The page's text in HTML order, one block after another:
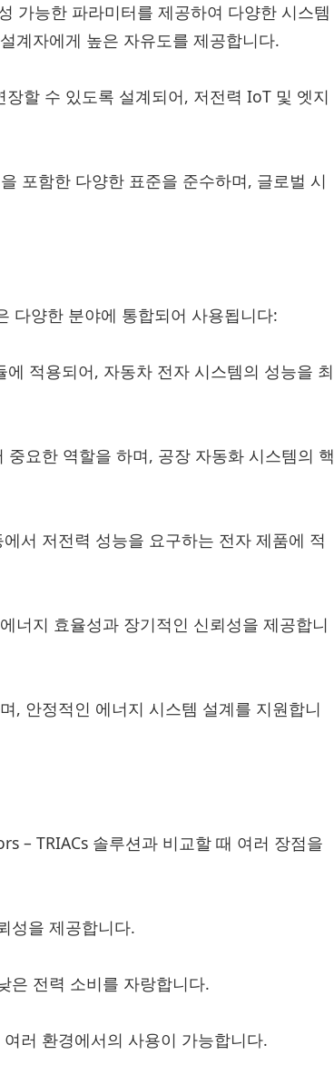
가능한 파라미터를 제공하여 다양한 시스템
계자에게 높은 자유도를 제공합니다.
할 수 있도록 설계되어, 저전력 IoT 및 엣지
포함한 다양한 표준을 준수하며, 글로벌 시
다양한 분야에 통합되어 사용됩니다:
적용되어, 자동차 전자 시스템의 성능을 최
요한 역할을 하며, 공장 자동화 시스템의 핵
서 저전력 성능을 요구하는 전자 제품에 적
너지 효율성과 장기적인 신뢰성을 제공합니
, 안정적인 에너지 시스템 설계를 지원합니
– TRIACs 솔루션과 비교할 때 여러 장점을
성을 제공합니다.
은 전력 소비를 자랑합니다.
러 환경에서의 사용이 가능합니다.